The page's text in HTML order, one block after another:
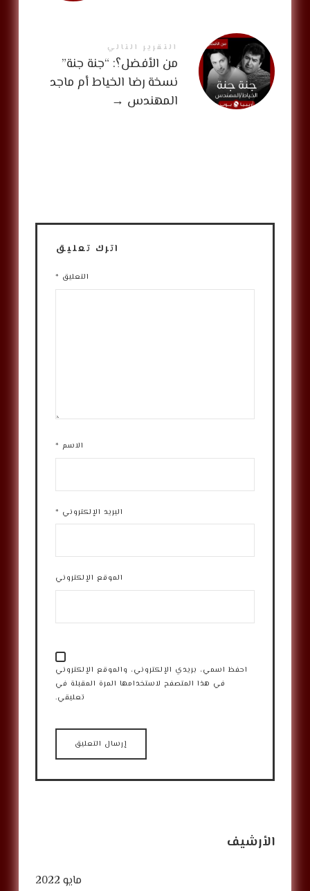
التقرير التالي
من الأفضل؟: “جنة جنة”
نسخة رضا الخياط أم ماجد
المهندس →
اترك تعليق
التعليق *
الاسم *
البريد الإلكتروني *
الموقع الإلكتروني
احفظ اسمي، بريدي الإلكتروني، والموقع الإلكتروني
في هذا المتصفح لاستخدامها المرة المقبلة في
تعليقي.
الأرشيف
مايو 2022